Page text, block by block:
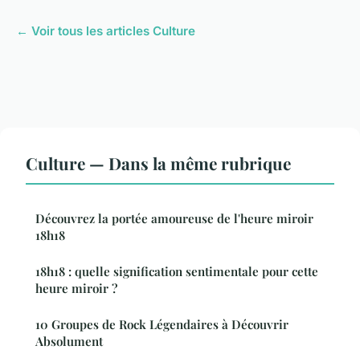
← Voir tous les articles Culture
Culture — Dans la même rubrique
Découvrez la portée amoureuse de l'heure miroir
18h18
18h18 : quelle signification sentimentale pour cette
heure miroir ?
10 Groupes de Rock Légendaires à Découvrir
Absolument